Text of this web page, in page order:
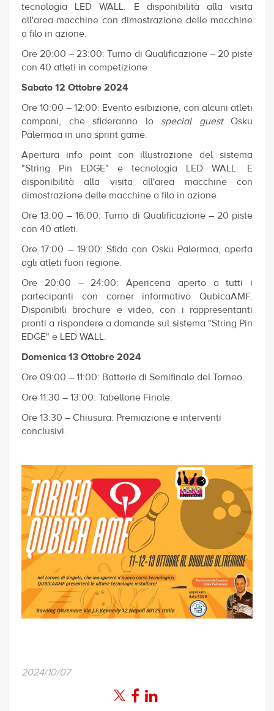
tecnologia LED WALL. E disponibilità alla visita
all'area macchine con dimostrazione delle macchine
a filo in azione.
Ore 20:00 – 23:00: Turno di Qualificazione – 20 piste
con 40 atleti in competizione.
Sabato 12 Ottobre 2024
Ore 10:00 – 12:00: Evento esibizione, con alcuni atleti
campani, che sfideranno lo special guestOsku
Palermaa in uno sprint game.
Apertura info point con illustrazione del sistema
"String Pin EDGE" e tecnologia LED WALL. E
disponibilità alla visita all'area macchine con
dimostrazione delle macchine a filo in azione.
Ore 13:00 – 16:00: Turno di Qualificazione – 20 piste
con 40 atleti.
Ore 17:00 – 19:00: Sfida con Osku Palermaa, aperta
agli atleti fuori regione.
Ore 20:00 – 24:00: Apericena aperto a tutti i
partecipanti con corner informativo QubicaAMF.
Disponibili brochure e video, con i rappresentanti
pronti a rispondere a domande sul sistema "String Pin
EDGE" e LED WALL.
Domenica 13 Ottobre 2024
Ore 09:00 – 11:00: Batterie di Semifinale del Torneo.
Ore 11:30 – 13:00: Tabellone Finale.
Ore 13:30 – Chiusura: Premiazione e interventi
conclusivi.
2024/10/07